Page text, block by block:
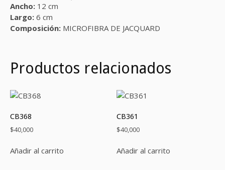
Ancho: 12 cm
Largo: 6 cm
Composición: MICROFIBRA DE JACQUARD
Productos relacionados
CB368
$40,000
Añadir al carrito
CB361
$40,000
Añadir al carrito